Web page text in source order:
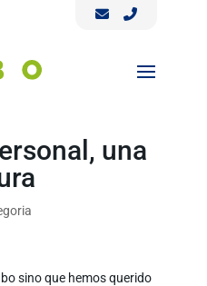
una
sino que hemos querido